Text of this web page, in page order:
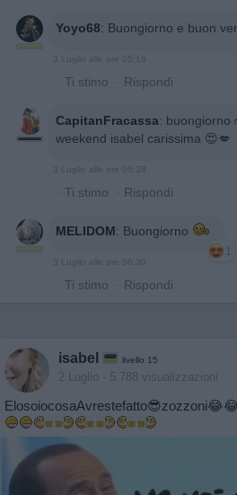
Yoyo68: Buongiorno e buon
· Ti stimo · Rispondi
CapitanFracassa: buongiorno
weekend isabel carissima 😍💋
· Ti stimo · Rispondi
MELIDOM: Buongiorno
1
· Ti stimo · Rispondi
isabel livello 15
2 Luglio - 5.788 visualizzazioni